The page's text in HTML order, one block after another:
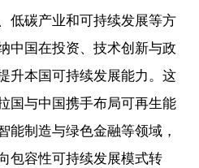
低碳产业和可持续发展等方
中国在投资、技术创新与政
升本国可持续发展能力。这
国与中国携手布局可再生能
能制造与绿色金融等领域，
包容性可持续发展模式转